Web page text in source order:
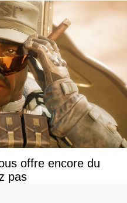
offre encore du
pas